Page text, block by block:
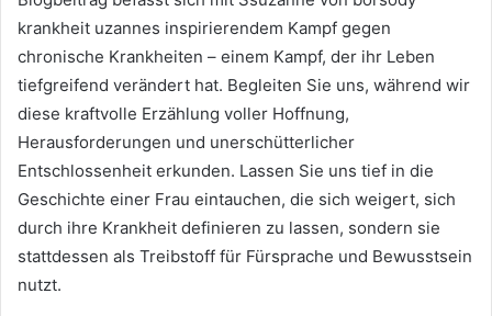
krankheit uzannes inspirierendem Kampf gegen
chronische Krankheiten – einem Kampf, der ihr Leben
tiefgreifend verändert hat. Begleiten Sie uns, während wir
diese kraftvolle Erzählung voller Hoffnung,
Herausforderungen und unerschütterlicher
Entschlossenheit erkunden. Lassen Sie uns tief in die
Geschichte einer Frau eintauchen, die sich weigert, sich
durch ihre Krankheit definieren zu lassen, sondern sie
stattdessen als Treibstoff für Fürsprache und Bewusstsein
nutzt.